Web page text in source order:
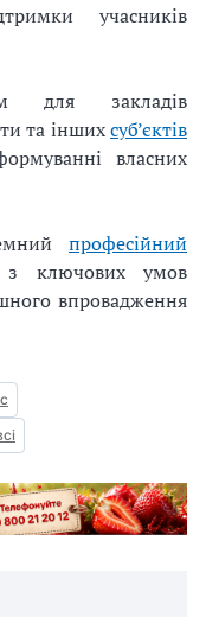
учасників
для закладів
та іншихсуб’єктів
власних
професійний
з ключових умов
впровадження